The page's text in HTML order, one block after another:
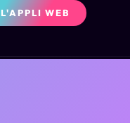
L'APPLI WEB